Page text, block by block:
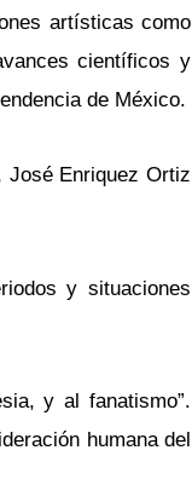
artísticas como
científicos y
de México.
José Enriquez Ortiz
y situaciones
y al fanatismo”.
humana del